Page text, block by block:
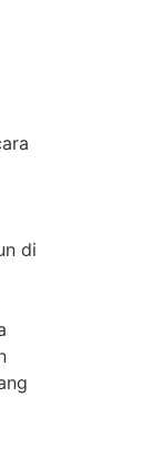
di